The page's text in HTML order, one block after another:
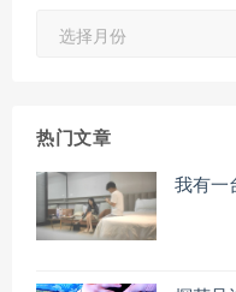
热门文章
我有一